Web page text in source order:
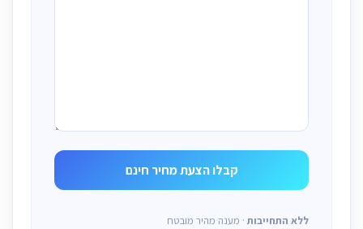
ללא התחייבות · מענה מהיר מובטח